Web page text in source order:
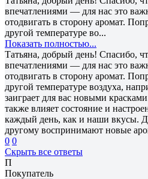
впечатлениями — для нас это
отодвигать в сторону аромат.
другой температуре во...
Показать полностью...
Татьяна, добрый день! Спасибо,
впечатлениями — для нас это
отодвигать в сторону аромат.
другой температуре воздуха,
заиграет для вас новыми
также влияет состояние и
каждый день, как и наши вкусы.
другому воспринимают новые
0 0
Скрыть все ответы
П
Покупатель